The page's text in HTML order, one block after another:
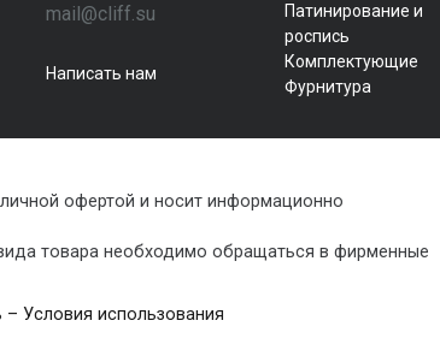
mail@cliff.su
Написать нам
Патинирование и
роспись
Комплектующие
Фурнитура
офертой и носит информационно
товара необходимо обращаться в фирменные
– Условия использования